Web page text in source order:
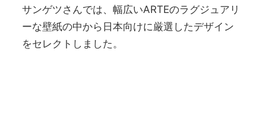
サンゲツさんでは、幅広いARTEのラグジュアリ
ーな壁紙の中から日本向けに厳選したデザイン
をセレクトしました。